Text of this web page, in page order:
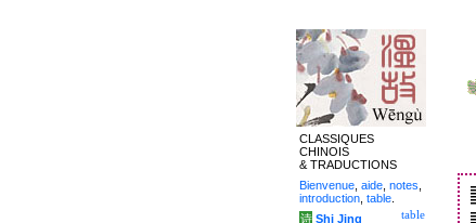
CLASSIQUES
CHINOIS
& TRADUCTIONS
Bienvenue aide notes
introduction table
table
诗 Shi Jing